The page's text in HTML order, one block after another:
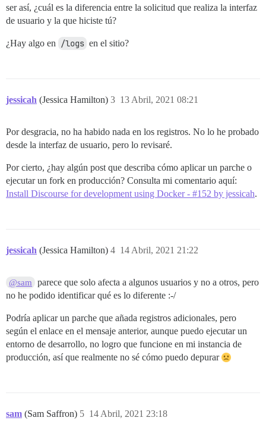
ser así, ¿cuál es la diferencia entre la solicitud que realiza la interfaz
de usuario y la que hiciste tú?
¿Hay algo en /logs en el sitio?
jessicah (Jessica Hamilton) 13 Abril, 2021 08:21
3
Por desgracia, no ha habido nada en los registros. No lo he probado
desde la interfaz de usuario, pero lo revisaré.
Por cierto, ¿hay algún post que describa cómo aplicar un parche o
ejecutar un fork en producción? Consulta mi comentario aquí:
Install Discourse for development using Docker - #152 by jessicah.
jessicah (Jessica Hamilton) 14 Abril, 2021 21:22
4
@sam
parece que solo afecta a algunos usuarios y no a otros, pero
no he podido identificar qué es lo diferente :-/
Podría aplicar un parche que añada registros adicionales, pero
según el enlace en el mensaje anterior, aunque puedo ejecutar un
entorno de desarrollo, no logro que funcione en mi instancia de
producción, así que realmente no sé cómo puedo depurar
sam (Sam Saffron) 14 Abril, 2021 23:18
5